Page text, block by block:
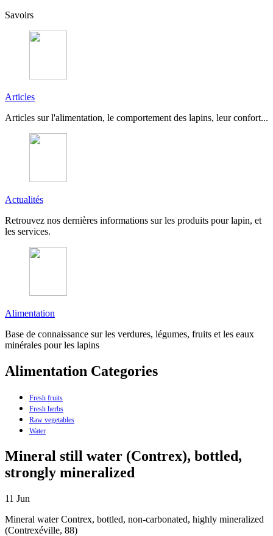
Savoirs
Articles
Articles sur l'alimentation, le comportement des lapins, leur confort...
Actualités
Retrouvez nos dernières informations sur les produits pour lapin, et
les services.
Alimentation
Base de connaissance sur les verdures, légumes, fruits et les eaux
minérales pour les lapins
Alimentation Categories
Fresh fruits
Fresh herbs
Raw vegetables
Water
Mineral still water (Contrex), bottled,
strongly mineralized
11 Jun
Mineral water Contrex, bottled, non-carbonated, highly mineralized
(Contrexéville, 88)